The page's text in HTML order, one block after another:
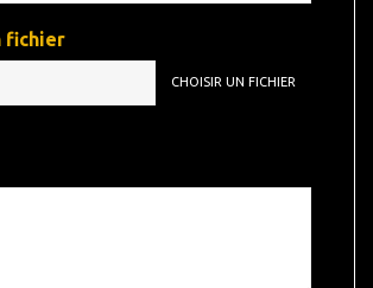
fichier
CHOISIR UN FICHIER